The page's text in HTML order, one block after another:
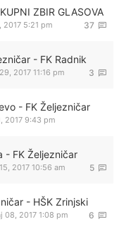
ZBIR GLASOVA
37
2017 5:21 pm
- FK Radnik
3
2017 11:16 pm
- FK Željezničar
2017 9:43 pm
- FK Željezničar
5
2017 10:56 am
- HŠK Zrinjski
6
08, 2017 1:08 pm